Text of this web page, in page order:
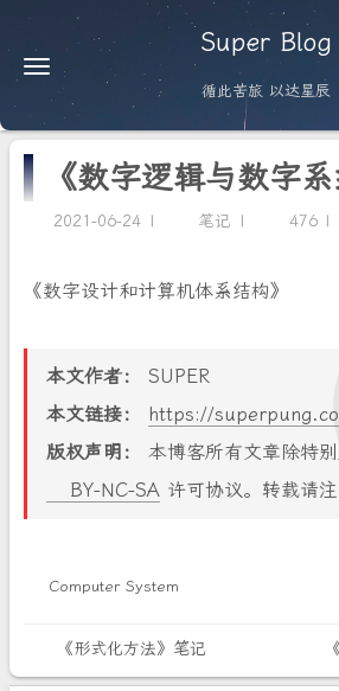
Super Blog
循此苦旅 以达星辰
《数字逻辑与数字
2021-06-24 笔记 476
《数字设计和计算机体系结构》
本文作者： SUPER
本文链接：
https://
版权声明： 本博客所有文章除特
BY-NC-SA 许可协议。转载请注
Computer System
《形式化方法》笔记